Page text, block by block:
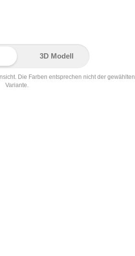
3D Modell
Die Farben entsprechen nicht der gewählten
Variante.